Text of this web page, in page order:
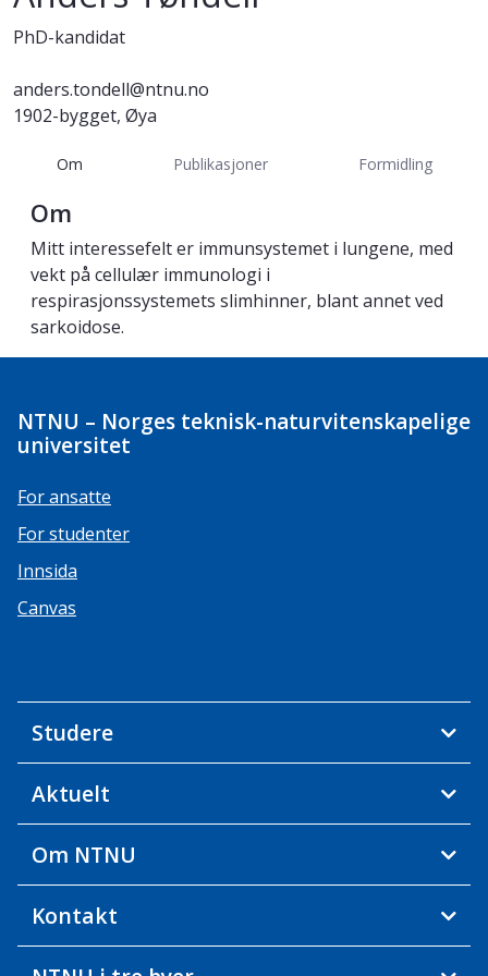
PhD-kandidat
anders.tondell@ntnu.no
1902-bygget, Øya
Om Publikasjoner Formidling
Om
Mitt interessefelt er immunsystemet i lungene, med
vekt på cellulær immunologi i
respirasjonssystemets slimhinner, blant annet ved
sarkoidose.
NTNU – Norges teknisk-naturvitenskapelige
universitet
For ansatte
For studenter
Innsida
Canvas
Studere
Aktuelt
Om NTNU
Kontakt